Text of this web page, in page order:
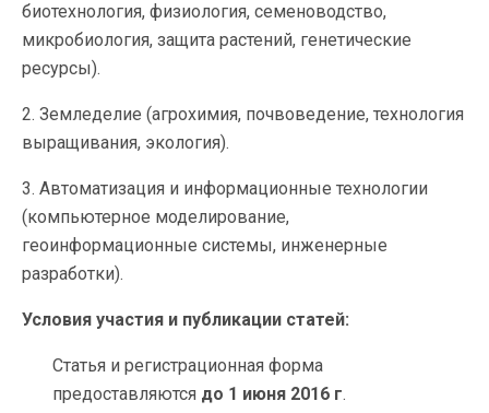
биотехнология, физиология, семеноводство,
микробиология, защита растений, генетические
ресурсы).
2. Земледелие (агрохимия, почвоведение, технология
выращивания, экология).
3. Автоматизация и информационные технологии
(компьютерное моделирование,
геоинформационные системы, инженерные
разработки).
Условия участия и публикации статей:
Статья и регистрационная форма
предоставляются до 1 июня 2016 г.